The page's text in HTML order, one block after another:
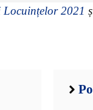
Locuințelor 2021